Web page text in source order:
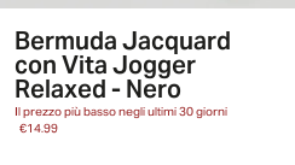
Bermuda Jacquard
con Vita Jogger
Relaxed - Nero
Il prezzo più basso negli ultimi 30 giorni
€14.99